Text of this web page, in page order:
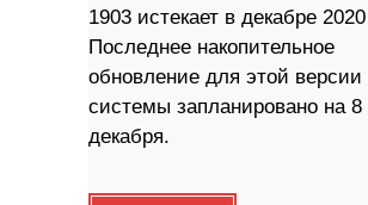
1903 истекает в декабре
Последнее накопительное
обновление для этой версии
системы запланировано на 8
декабря.